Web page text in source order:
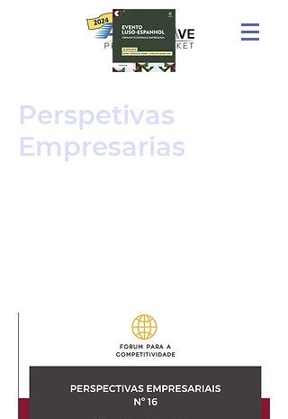
Perspetivas
Empresarias